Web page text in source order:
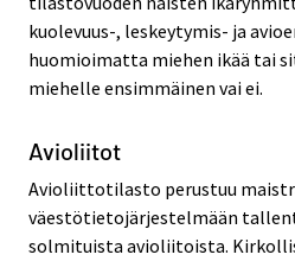
kuolevuus-, leskeytymis- ja
huomioimatta miehen ikää tai
miehelle ensimmäinen vai ei.
Avioliitot
Avioliittotilasto perustuu
väestötietojärjestelmään
solmituista avioliitoista.